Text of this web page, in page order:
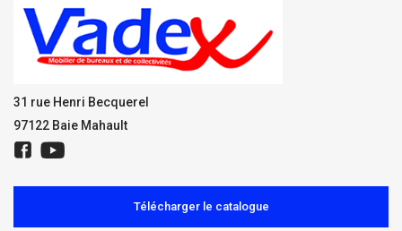
31 rue Henri Becquerel
97122 Baie Mahault
Télécharger le catalogue